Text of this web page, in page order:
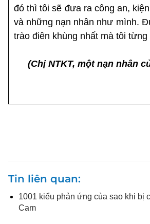
đó thì tôi sẽ đưa ra công an,
và những nạn nhân như mình.
trào điên khùng nhất mà tôi từng
(Chị NTKT, một nạn nhân
Tin liên quan
1001 kiểu phản ứng của sao khi bị
Cam